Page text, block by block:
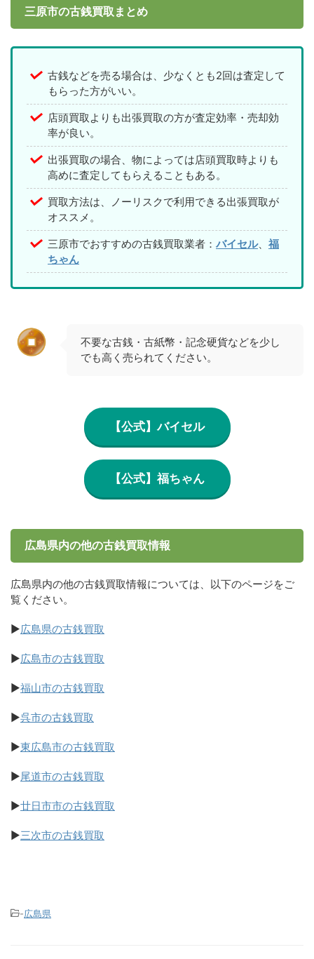
三原市の古銭買取まとめ
古銭などを売る場合は、少なくとも2回は査定して
もらった方がいい。
店頭買取よりも出張買取の方が査定効率・売却効
率が良い。
出張買取の場合、物によっては店頭買取時よりも
高めに査定してもらえることもある。
買取方法は、ノーリスクで利用できる出張買取が
オススメ。
三原市でおすすめの古銭買取業者： バイセル、 福
ちゃん
不要な古銭・古紙幣・記念硬貨などを少し
でも高く売られてください。
【公式】バイセル
【公式】福ちゃん
広島県内の他の古銭買取情報
広島県内の他の古銭買取情報については、以下のページをご
覧ください。
▶広島県の古銭買取
▶広島市の古銭買取
▶福山市の古銭買取
▶呉市の古銭買取
▶東広島市の古銭買取
▶尾道市の古銭買取
▶廿日市市の古銭買取
▶三次市の古銭買取
-広島県